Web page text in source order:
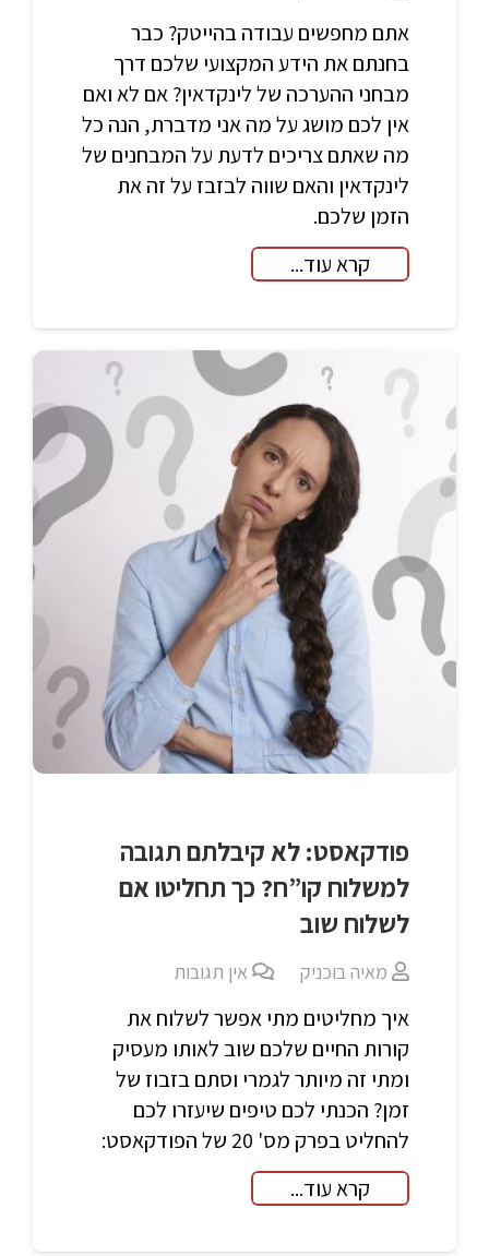
אתם מחפשים עבודה בהייטק? כבר
בחנתם את הידע המקצועי שלכם דרך
מבחני ההערכה של לינקדאין? אם לא ואם
אין לכם מושג על מה אני מדברת, הנה כל
מה שאתם צריכים לדעת על המבחנים של
לינקדאין והאם שווה לבזבז על זה את
הזמן שלכם.
קרא עוד...
פודקאסט: לא קיבלתם תגובה
למשלוח קו”ח? כך תחליטו אם
לשלוח שוב
מאיה בוכניק אין תגובות
איך מחליטים מתי אפשר לשלוח את
קורות החיים שלכם שוב לאותו מעסיק
ומתי זה מיותר לגמרי וסתם בזבוז של
זמן? הכנתי לכם טיפים שיעזרו לכם
להחליט בפרק מס' 20 של הפודקאסט:
קרא עוד...